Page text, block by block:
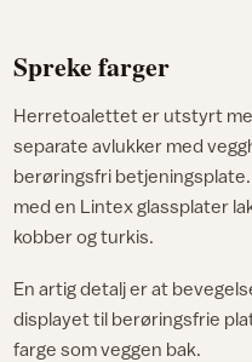
Spreke farger
Herretoalettet er utstyrt
separate avlukker med
berøringsfri
med en Lintex glassplater
kobber og turkis.
En artig detalj er at
displayet til berøringsfrie
farge som veggen bak.